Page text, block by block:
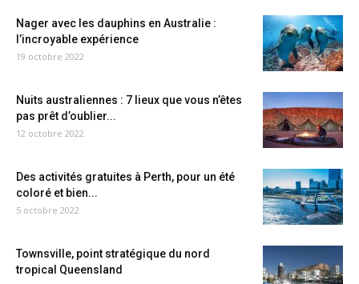
Nager avec les dauphins en Australie :
l’incroyable expérience
19 octobre 2022
Nuits australiennes : 7 lieux que vous n’êtes
pas prêt d’oublier...
12 octobre 2022
Des activités gratuites à Perth, pour un été
coloré et bien...
5 octobre 2022
Townsville, point stratégique du nord
tropical Queensland